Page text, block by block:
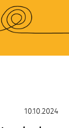
10.10.2024